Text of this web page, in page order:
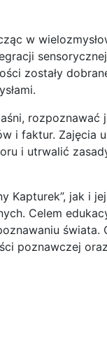
w
zostały
i faktur. Zajęcia
i utrwalić
jak i
Celem
poznawczej